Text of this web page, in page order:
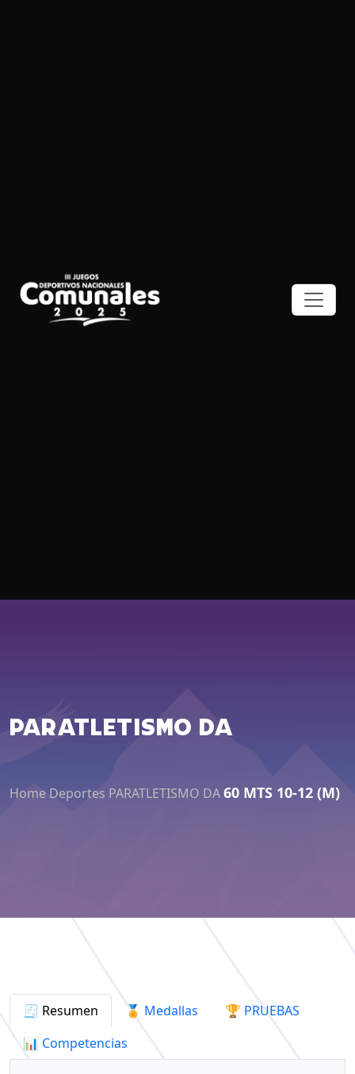
PARATLETISMO DA
Home Deportes PARATLETISMO DA60 MTS 10-12 (M)
🧾 Resumen 🏅 Medallas
🏆 PRUEBAS
📊 Competencias